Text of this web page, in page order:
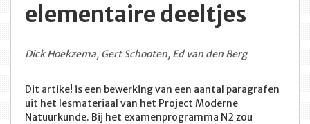
elementaire deeltjes
Dick Hoekzema, Gert Schooten, Ed van den Berg
Dit artike! is een bewerking van een aantal paragrafen
uit het lesmateriaal van het Project Moderne
Natuurkunde. Bij het examenprogramma N2 zou